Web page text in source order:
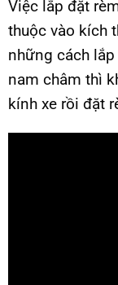
Việc lắp đặt
thuộc vào kích
những cách
nam châm thì
kính xe rồi đặt